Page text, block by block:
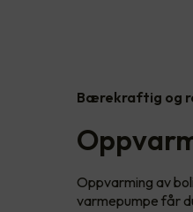
Bærekraftig og
Oppvarming av
varmepumpe får